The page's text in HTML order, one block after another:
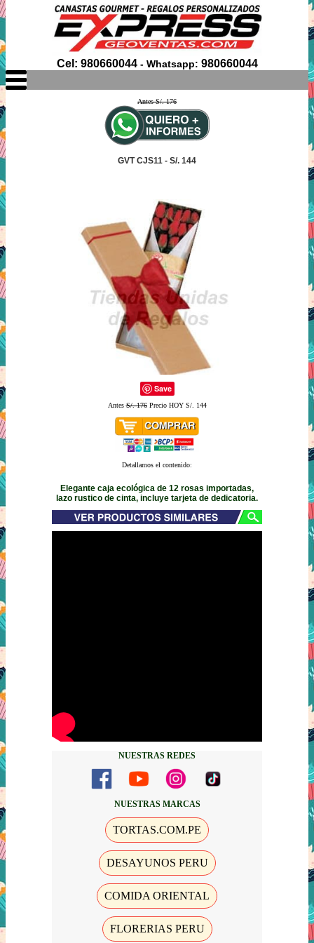
Cel: 980660044- Whatsapp: 980660044
Antes S/. 176
GVT CJS11 - S/. 144
Save
AntesS/. 176Precio HOY S/. 144
Detallamos el contenido:
Elegante caja ecológica de 12 rosas importadas,
lazo rustico de cinta, incluye tarjeta de dedicatoria.
NUESTRAS REDES
NUESTRAS MARCAS
TORTAS.COM.PE
DESAYUNOS PERU
COMIDA ORIENTAL
FLORERIAS PERU